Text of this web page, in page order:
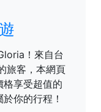
！來自台
旅客，本網頁
享受超值的
你的行程！